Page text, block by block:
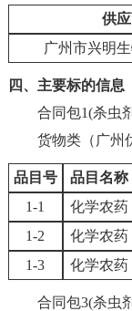
供
广州市兴明
四、主要标的信息
合同包1(杀虫
货物类（广州
品目号 品目名称
1-1
化学农药
1-2
化学农药
1-3
化学农药
合同包3(杀虫